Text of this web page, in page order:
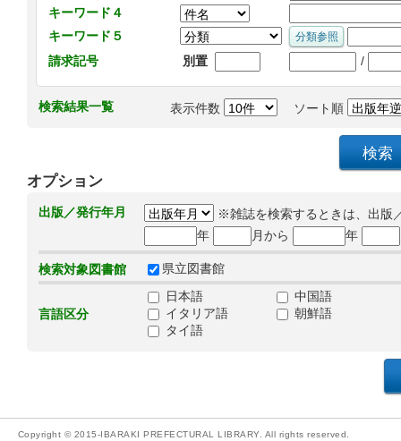
キーワード４
キーワード５
請求記号
別置 /
検索結果一覧 表示件数 ソート順
オプション
出版／発行年月
※雑誌を検索するときは、出版
年
月から 年
検索対象図書館 県立図書館
言語区分
日本語
中国語
イタリア語
朝鮮語
タイ語
Copyright © 2015-IBARAKI PREFECTURAL LIBRARY. All rights reserved.